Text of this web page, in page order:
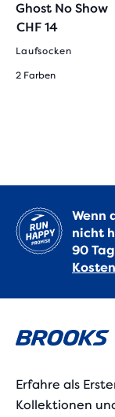
Ghost No Show
CHF 14
Laufsocken
2 Farben
Wenn
nicht
90
Erfahre als
Kollektionen